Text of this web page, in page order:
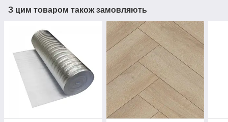
З цим товаром також замовляють